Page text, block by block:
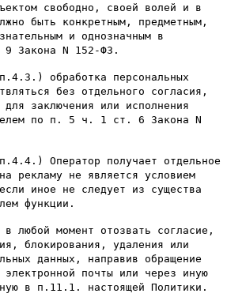
свободно, своей волей и в
быть конкретным, предметным,
и однозначным в
9 Закона N 152-ФЗ.
обработка персональных
без отдельного согласия,
заключения или исполнения
по п. 5 ч. 1 ст. 6 Закона N
Оператор получает отдельное
рекламу не является условием
иное не следует из существа
функции.
любой момент отозвать согласие,
блокирования, удаления или
данных, направив обращение
почты или через иную
в п.11.1. настоящей Политики.